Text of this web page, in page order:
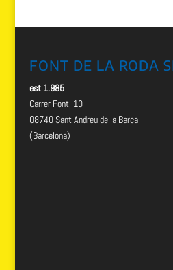
FONT DE LA RODA
est 1.985
Carrer Font, 10
08740 Sant Andreu de la Barca
(Barcelona)